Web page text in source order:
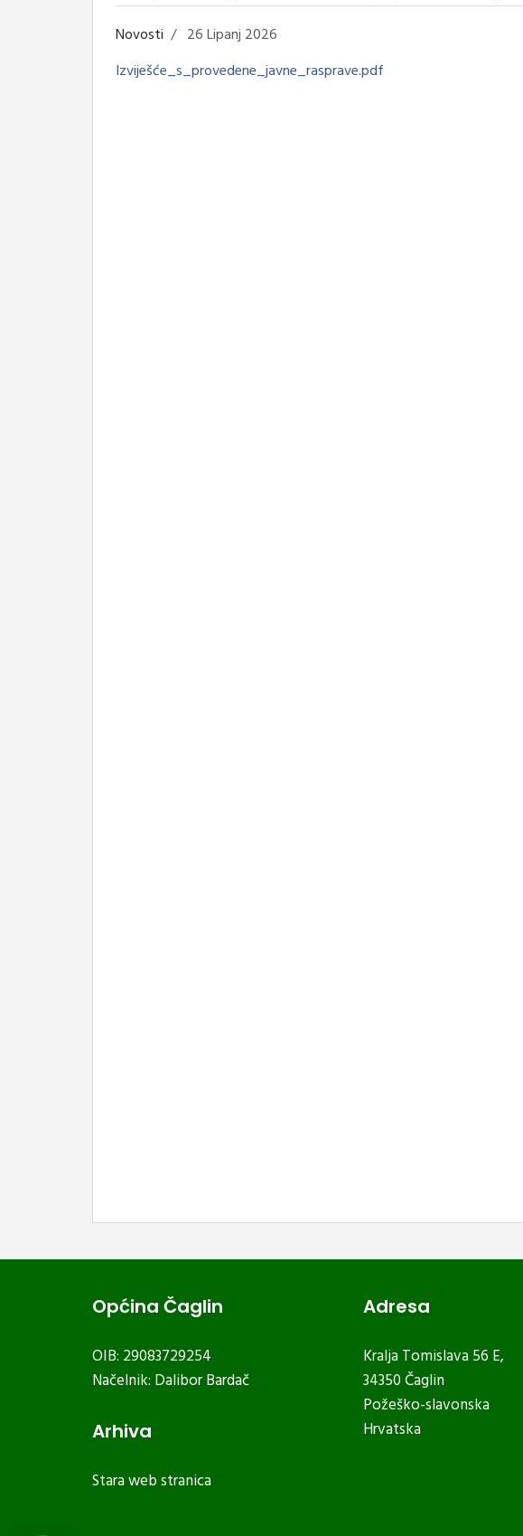
Novosti
26 Lipanj 2026
Izviješće_s_provedene_javne_rasprave.pdf
Općina Čaglin
OIB: 29083729254
Načelnik: Dalibor Bardač
Arhiva
Stara web stranica
Adresa
Kralja Tomislava 56 E,
34350 Čaglin
Požeško-slavonska
Hrvatska